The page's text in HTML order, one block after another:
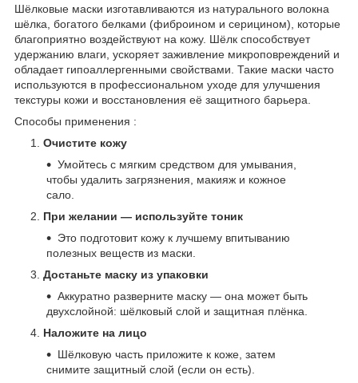
Шёлковые маски изготавливаются из натурального волокна
шёлка, богатого белками (фиброином и серицином), которые
благоприятно воздействуют на кожу. Шёлк способствует
удержанию влаги, ускоряет заживление микроповреждений и
обладает гипоаллергенными свойствами. Такие маски часто
используются в профессиональном уходе для улучшения
текстуры кожи и восстановления её защитного барьера.
Способы применения :
Очистите кожу
Умойтесь с мягким средством для умывания,
чтобы удалить загрязнения, макияж и кожное
сало.
При желании — используйте тоник
Это подготовит кожу к лучшему впитыванию
полезных веществ из маски.
Достаньте маску из упаковки
Аккуратно разверните маску — она может быть
двухслойной: шёлковый слой и защитная плёнка.
Наложите на лицо
Шёлковую часть приложите к коже, затем
снимите защитный слой (если он есть).